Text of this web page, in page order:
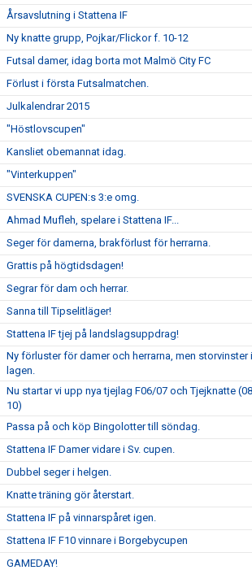
Årsavslutning i Stattena IF
Ny knatte grupp, Pojkar/Flickor f. 10-12
Futsal damer, idag borta mot Malmö City FC
Förlust i första Futsalmatchen.
Julkalendrar 2015
"Höstlovscupen"
Kansliet obemannat idag.
"Vinterkuppen"
SVENSKA CUPEN:s 3:e omg.
Ahmad Mufleh, spelare i Stattena IF...
Seger för damerna, brakförlust för herrarna.
Grattis på högtidsdagen!
Segrar för dam och herrar.
Sanna till Tipselitläger!
Stattena IF tjej på landslagsuppdrag!
Ny förluster för damer och herrarna, men storvinster
lagen.
Nu startar vi upp nya tjejlag F06/07 och Tjejknatte
10)
Passa på och köp Bingolotter till söndag.
Stattena IF Damer vidare i Sv. cupen.
Dubbel seger i helgen.
Knatte träning gör återstart.
Stattena IF på vinnarspåret igen.
Stattena IF F10 vinnare i Borgebycupen
GAMEDAY!